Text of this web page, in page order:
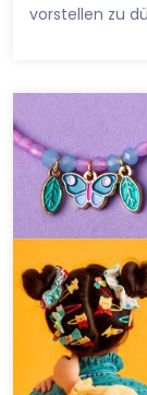
vorstellen zu